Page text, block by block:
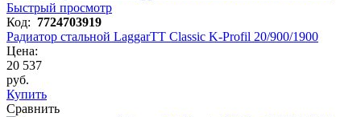
Быстрый просмотр
Код: 7724703919
Радиатор стальной LaggarTT Classic K-Profil 20/900/1900
Цена:
20 537
руб.
Купить
Сравнить